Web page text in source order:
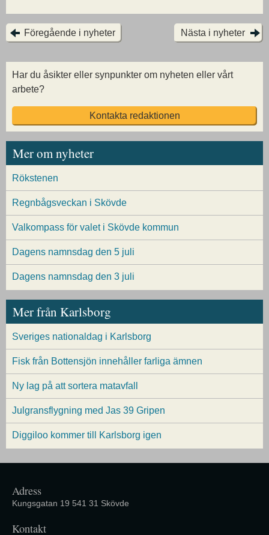
Föregående i nyheter Nästa i nyheter
Har du åsikter eller synpunkter om nyheten eller vårt
arbete?
Kontakta redaktionen
Mer om nyheter
Rökstenen
Regnbågsveckan i Skövde
Valkompass för valet i Skövde kommun
Dagens namnsdag den 5 juli
Dagens namnsdag den 3 juli
Mer från Karlsborg
Sveriges nationaldag i Karlsborg
Fisk från Bottensjön innehåller farliga ämnen
Ny lag på att sortera matavfall
Julgransflygning med Jas 39 Gripen
Diggiloo kommer till Karlsborg igen
Adress
Kungsgatan 19 541 31 Skövde
Kontakt